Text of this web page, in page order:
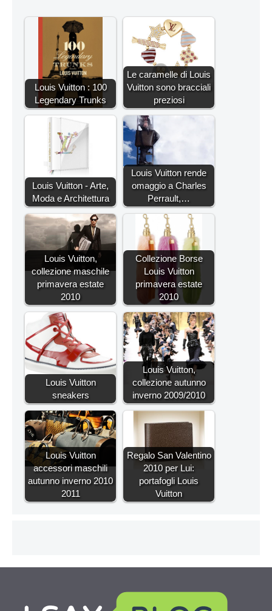
Louis Vuitton : 100
Legendary Trunks
Le caramelle di Louis
Vuitton sono bracciali
preziosi
Louis Vuitton - Arte,
Moda e Architettura
Louis Vuitton rende
omaggio a Charles
Perrault,…
Louis Vuitton,
collezione maschile
primavera estate
2010
Collezione Borse
Louis Vuitton
primavera estate
2010
Louis Vuitton
sneakers
Louis Vuitton,
collezione autunno
inverno 2009/2010
Louis Vuitton
accessori maschili
autunno inverno 2010
2011
Regalo San Valentino
2010 per Lui:
portafogli Louis
Vuitton